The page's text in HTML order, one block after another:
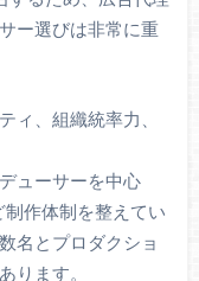
ー選びは非常に重
ィ、組織統率力、
ューサーを中心
作体制を整えてい
名とプロダクショ
ります。